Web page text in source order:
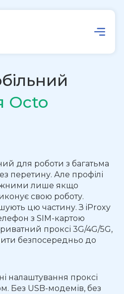
Octo
для роботи з багатьма
перетину. Але профілі
лише якщо
свою роботу.
цю частину. З iProxy
з SIM-картою
проксі 3G/4G/5G,
безпосередньо до
налаштування проксі
Без USB-модемів, без